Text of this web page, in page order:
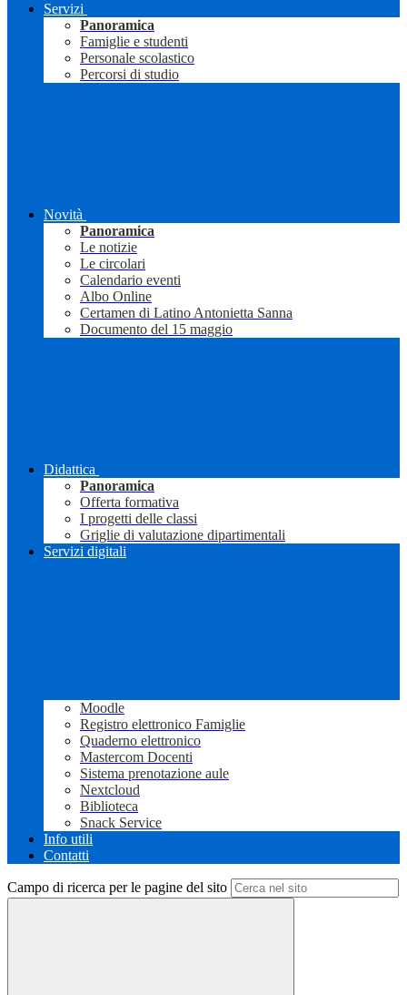
Servizi
Panoramica
Famiglie e studenti
Personale scolastico
Percorsi di studio
Novità
Panoramica
Le notizie
Le circolari
Calendario eventi
Albo Online
Certamen di Latino Antonietta Sanna
Documento del 15 maggio
Didattica
Panoramica
Offerta formativa
I progetti delle classi
Griglie di valutazione dipartimentali
Servizi digitali
Moodle
Registro elettronico Famiglie
Quaderno elettronico
Mastercom Docenti
Sistema prenotazione aule
Nextcloud
Biblioteca
Snack Service
Info utili
Contatti
Campo di ricerca per le pagine del sito